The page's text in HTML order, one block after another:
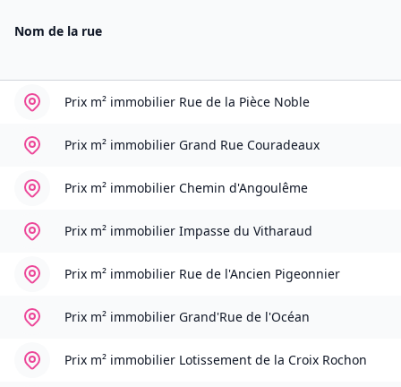
Nom de la rue
Prix m² immobilier Rue de la Pièce Noble
Prix m² immobilier Grand Rue Couradeaux
Prix m² immobilier Chemin d'Angoulême
Prix m² immobilier Impasse du Vitharaud
Prix m² immobilier Rue de l'Ancien Pigeonnier
Prix m² immobilier Grand'Rue de l'Océan
Prix m² immobilier Lotissement de la Croix Rochon